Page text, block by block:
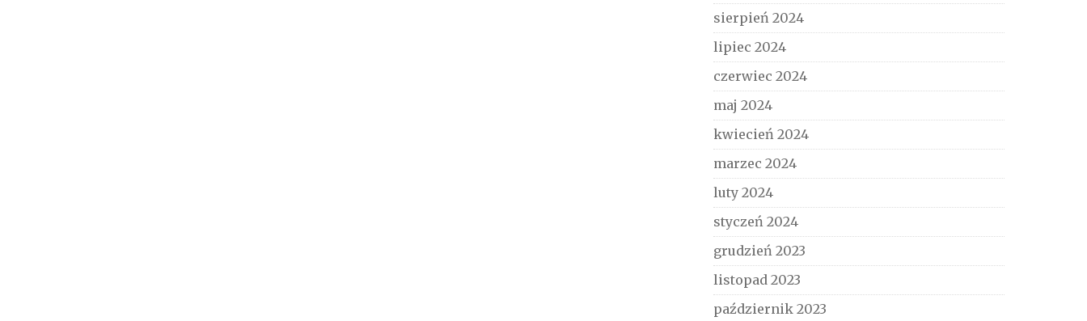
sierpień 2024
lipiec 2024
czerwiec 2024
maj 2024
kwiecień 2024
marzec 2024
luty 2024
styczeń 2024
grudzień 2023
listopad 2023
październik 2023